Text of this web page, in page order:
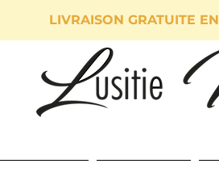
LIVRAISON GRATUITE